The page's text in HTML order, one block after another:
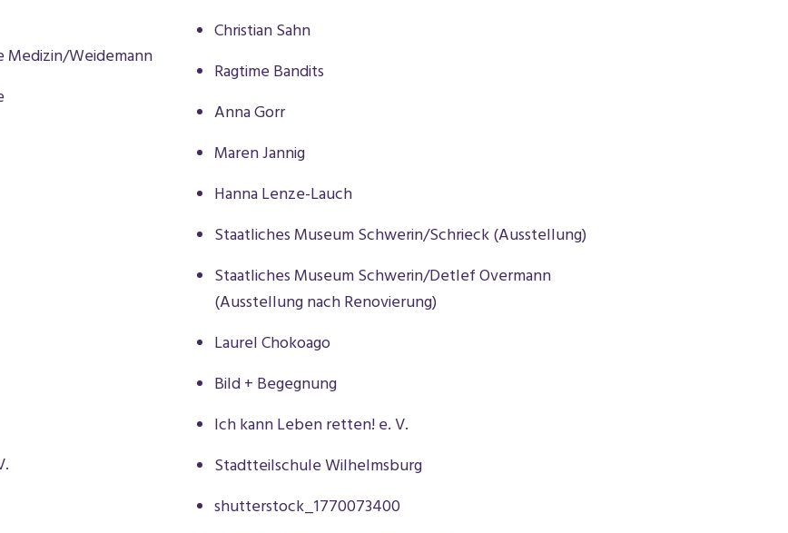
Medizin/Weidemann
Christian Sahn
Ragtime Bandits
Anna Gorr
Maren Jannig
Hanna Lenze-Lauch
Staatliches Museum Schwerin/Schrieck (Ausstellung)
Staatliches Museum Schwerin/Detlef Overmann
(Ausstellung nach Renovierung)
Laurel Chokoago
Bild + Begegnung
Ich kann Leben retten! e. V.
Stadtteilschule Wilhelmsburg
shutterstock_1770073400